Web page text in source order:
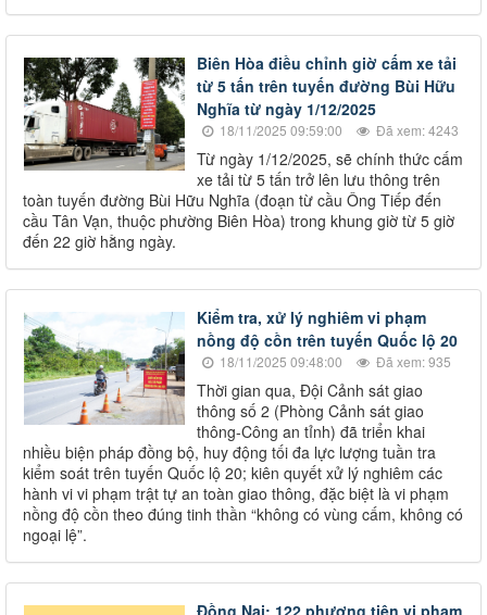
Biên Hòa điều chỉnh giờ cấm xe tải
từ 5 tấn trên tuyến đường Bùi Hữu
Nghĩa từ ngày 1/12/2025
18/11/2025 09:59:00 Đã xem: 4243
Từ ngày 1/12/2025, sẽ chính thức cấm
xe tải từ 5 tấn trở lên lưu thông trên
toàn tuyến đường Bùi Hữu Nghĩa (đoạn từ cầu Ông Tiếp đến
cầu Tân Vạn, thuộc phường Biên Hòa) trong khung giờ từ 5 giờ
đến 22 giờ hằng ngày.
Kiểm tra, xử lý nghiêm vi phạm
nồng độ cồn trên tuyến Quốc lộ 20
18/11/2025 09:48:00 Đã xem: 935
Thời gian qua, Đội Cảnh sát giao
thông số 2 (Phòng Cảnh sát giao
thông-Công an tỉnh) đã triển khai
nhiều biện pháp đồng bộ, huy động tối đa lực lượng tuần tra
kiểm soát trên tuyến Quốc lộ 20; kiên quyết xử lý nghiêm các
hành vi vi phạm trật tự an toàn giao thông, đặc biệt là vi phạm
nồng độ cồn theo đúng tinh thần “không có vùng cấm, không có
ngoại lệ”.